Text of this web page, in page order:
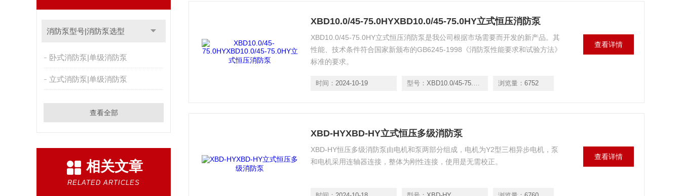
消防泵型号|消防泵选型
卧式消防泵|单级消防泵
立式消防泵|单级消防泵
查看全部
相关文章
RELATED ARTICLES
XBD10.0/45-75.0HYXBD10.0/45-75.0HY立式恒压消防泵
XBD10.0/45-75.0HY立式恒压消防泵是我公司根据市场需要而开发的新产品。其
性能、技术条件符合国家新颁布的GB6245-1998《消防泵性能要求和试验方法》
标准的要求。
时间： 2024-10-19 型号： XBD10.0/45-75.0HY 浏览量： 6752
查看详情
XBD-HYXBD-HY立式恒压多级消防泵
XBD-HY恒压多级消防泵由电机和泵两部分组成，电机为Y2型三相异步电机，泵
和电机采用连轴器连接，整体为刚性连接，使用是无需校正。
查看详情